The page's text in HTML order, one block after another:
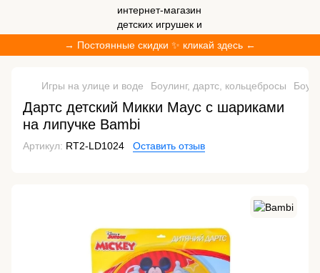
→ Постоянные скидки ✨ кликай здесь ←
Игры на улице и воде Боулинг, дартс, кольцебросы
Дартс детский Микки Маус с шариками
на липучке Bambi
Артикул: RT2-LD1024 Оставить отзыв